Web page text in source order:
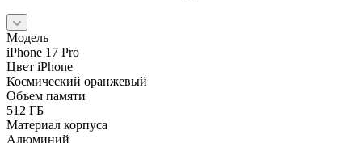
Модель
iPhone 17 Pro
Цвет iPhone
Космический оранжевый
Объем памяти
512 ГБ
Материал корпуса
Алюминий